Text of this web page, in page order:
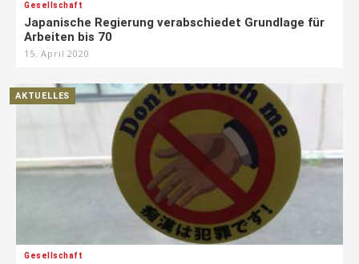
Gesellschaft
Japanische Regierung verabschiedet Grundlage für
Arbeiten bis 70
15. April 2020
AKTUELLES
Gesellschaft